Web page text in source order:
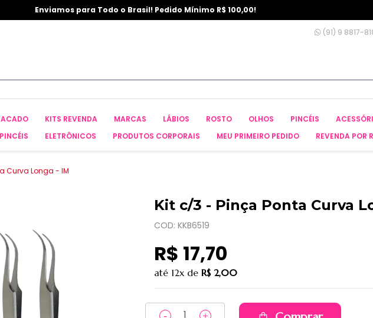
Enviamos para Todo o Brasil! Pedido Mínimo R$ 100,00!
(91) 9 8817-
KITS REVENDA MARCAS LÁBIOS ROSTO OLHOS PINCÉIS
ELETRÔNICOS PRODUTOS CORPORAIS MEU PRIMEIRO PEDIDO REVENDA POR
Curva Longa - IM
Kit c/3 - Pinça Ponta Curva
COD: KKB6519
R$ 17,70
até 12x de R$ 2,00